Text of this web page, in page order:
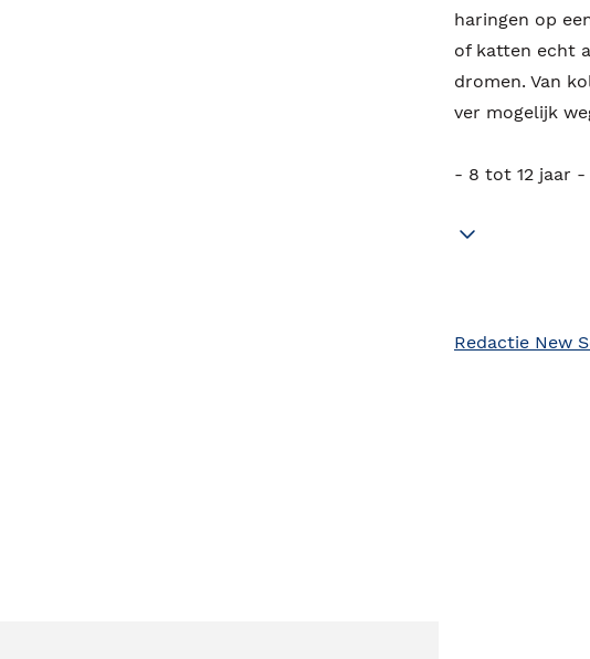
haringen op
of katten echt
dromen. Van
ver mogelijk
- 8 tot 12 jaar -
Redactie New